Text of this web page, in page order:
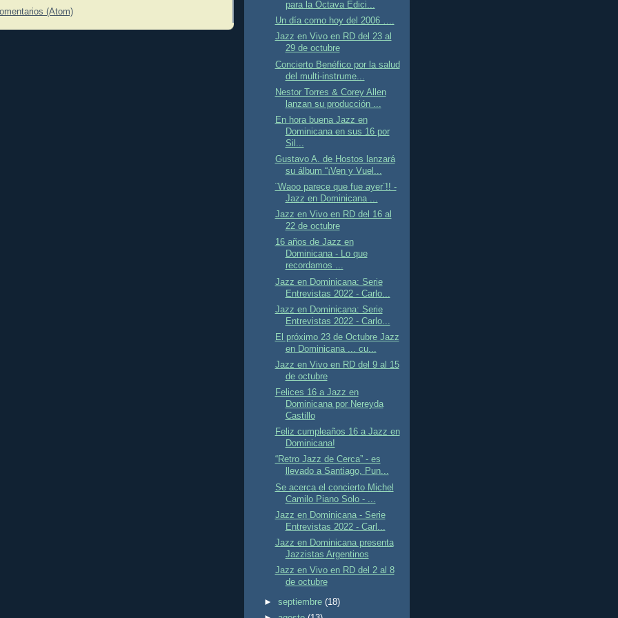
(Atom)
para la Octava Edici...
Un día como hoy del 2006 ….
Jazz en Vivo en RD del 23 al
29 de octubre
Concierto Benéfico por la salud
del multi-instrume...
Nestor Torres & Corey Allen
lanzan su producción ...
En hora buena Jazz en
Dominicana en sus 16 por
Sil...
Gustavo A. de Hostos lanzará
su álbum “¡Ven y Vuel...
¨Waoo parece que fue ayer¨!! -
Jazz en Dominicana ...
Jazz en Vivo en RD del 16 al
22 de octubre
16 años de Jazz en
Dominicana - Lo que
recordamos ...
Jazz en Dominicana: Serie
Entrevistas 2022 - Carlo...
Jazz en Dominicana: Serie
Entrevistas 2022 - Carlo...
El próximo 23 de Octubre Jazz
en Dominicana ... cu...
Jazz en Vivo en RD del 9 al 15
de octubre
Felices 16 a Jazz en
Dominicana por Nereyda
Castillo
Feliz cumpleaños 16 a Jazz en
Dominicana!
“Retro Jazz de Cerca” - es
llevado a Santiago, Pun...
Se acerca el concierto Michel
Camilo Piano Solo - ...
Jazz en Dominicana - Serie
Entrevistas 2022 - Carl...
Jazz en Dominicana presenta
Jazzistas Argentinos
Jazz en Vivo en RD del 2 al 8
de octubre
►septiembre(18)